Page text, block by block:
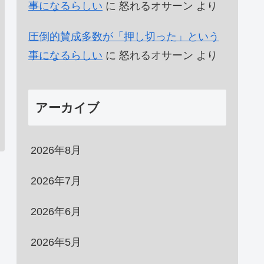
事になるらしい に 怒れるオサーン より
圧倒的賛成多数が「押し切った」という
事になるらしい に 怒れるオサーン より
アーカイブ
2026年8月
2026年7月
2026年6月
2026年5月